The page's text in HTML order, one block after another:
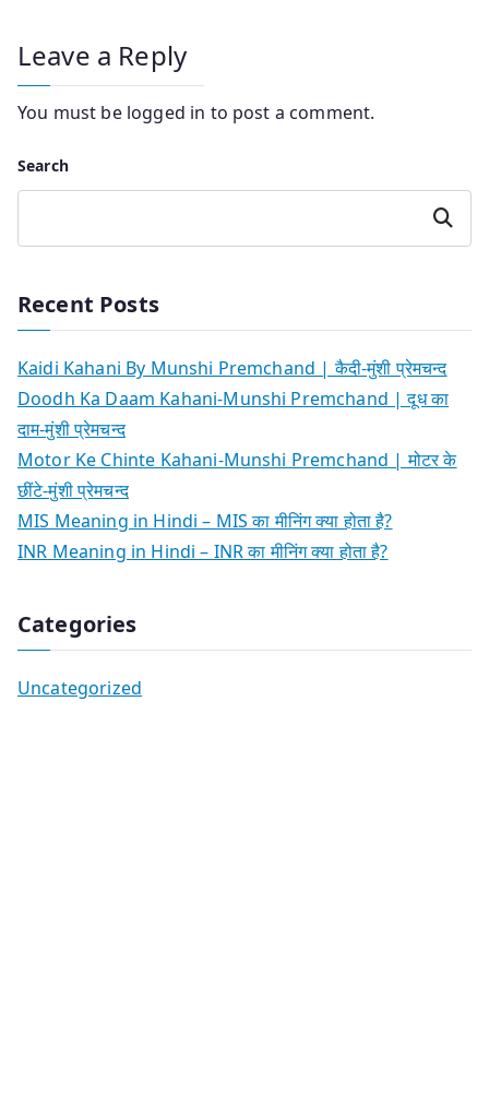
Leave a Reply
You must be logged in to post a comment.
Search
Search
Recent Posts
Kaidi Kahani By Munshi Premchand | कैदी-मुंशी प्रेमचन्द
Doodh Ka Daam Kahani-Munshi Premchand | दूध का
दाम-मुंशी प्रेमचन्द
Motor Ke Chinte Kahani-Munshi Premchand | मोटर के
छींटे-मुंशी प्रेमचन्द
MIS Meaning in Hindi – MIS का मीनिंग क्या होता है?
INR Meaning in Hindi – INR का मीनिंग क्या होता है?
Categories
Uncategorized